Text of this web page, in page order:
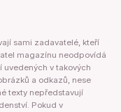
sami zadavatelé, kteří
magazínu neodpovídá
v takových
a odkazů, nese
texty nepředstavují
Pokud v